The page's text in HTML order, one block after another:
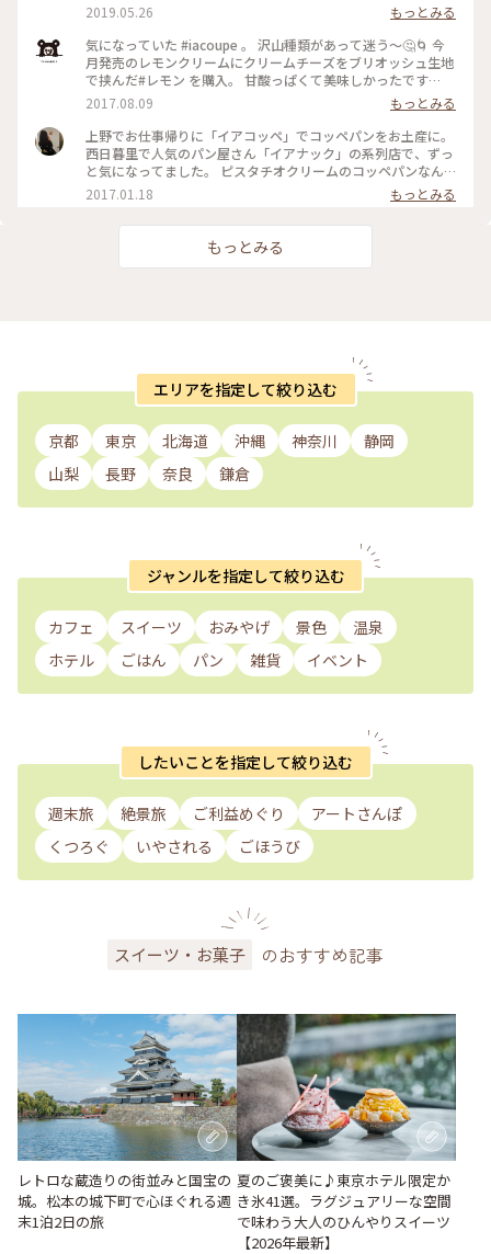
2019.05.26
もっとみる
気になっていた #iacoupe 。 沢山種類があって迷う～🤔🌀 今
月発売のレモンクリームにクリームチーズをブリオッシュ生地
で挟んだ#レモン を購入。 甘酸っぱくて美味しかったです
(๑'ڡ'๑)୨ #上野 #イアコッペ #コッペパン
2017.08.09
もっとみる
上野でお仕事帰りに「イアコッペ」でコッペパンをお土産に。
西日暮里で人気のパン屋さん「イアナック」の系列店で、ずっ
と気になってました。 ピスタチオクリームのコッペパンなん
て、あんまりお目にかかれないので即買いです。 ステーキとか
フルーツとか、種類がたくさん。 お花見の季節に公園で食べ
たいと思いました。 #上野#上野の森さくらテラス#コッペパン
2017.01.18 もっとみる
もっとみる
エリアを指定して絞り込む
京都 東京 北海道 沖縄 神奈川
静岡
山梨
長野 奈良 鎌倉
ジャンルを指定して絞り込む
カフェ スイーツ おみやげ 景色
温泉
ホテル
ごはん パン 雑貨 イベント
したいことを指定して絞り込む
週末旅 絶景旅 ご利益めぐり
アートさんぽ
くつろぐ
いやされる ごほうび
スイーツ・お菓子 のおすすめ記事
レトロな蔵造りの街並みと国宝の
城。松本の城下町で心ほぐれる週
末1泊2日の旅
夏のご褒美に♪東京ホテル限定か
き氷41選。ラグジュアリーな空間
で味わう大人のひんやりスイーツ
【2026年最新】